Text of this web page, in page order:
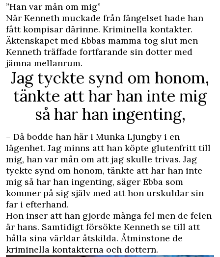
”Han var mån om mig”
När Kenneth muckade från fängelset hade han
fått kompisar därinne. Kriminella kontakter.
Äktenskapet med Ebbas mamma tog slut men
Kenneth träffade fortfarande sin dotter med
jämna mellanrum.
Jag tyckte synd om honom,
tänkte att har han inte mig
så har han ingenting,
– Då bodde han här i Munka Ljungby i en
lägenhet. Jag minns att han köpte glutenfritt till
mig, han var mån om att jag skulle trivas. Jag
tyckte synd om honom, tänkte att har han inte
mig så har han ingenting, säger Ebba som
kommer på sig själv med att hon urskuldar sin
far i efterhand.
Hon inser att han gjorde många fel men de felen
är hans. Samtidigt försökte Kenneth se till att
hålla sina världar åtskilda. Åtminstone de
kriminella kontakterna och dottern.